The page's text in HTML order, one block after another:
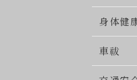
身体健
車祓